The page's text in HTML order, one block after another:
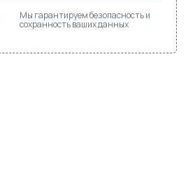
Мы гарантируем безопасность и
сохранность ваших данных